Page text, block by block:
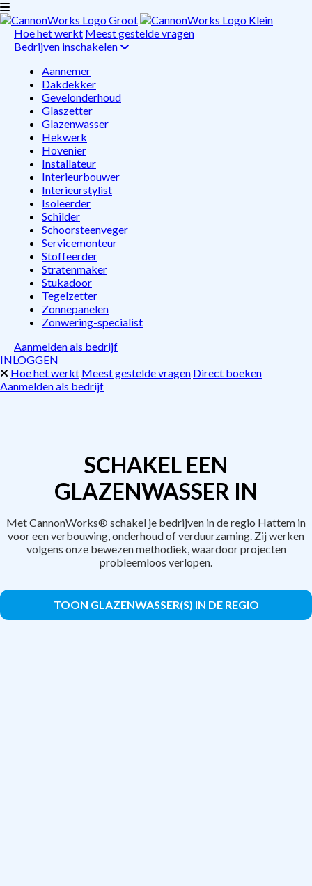
Hoe het werkt Meest gestelde vragen
Bedrijven inschakelen
Aannemer
Dakdekker
Gevelonderhoud
Glaszetter
Glazenwasser
Hekwerk
Hovenier
Installateur
Interieurbouwer
Interieurstylist
Isoleerder
Schilder
Schoorsteenveger
Servicemonteur
Stoffeerder
Stratenmaker
Stukadoor
Tegelzetter
Zonnepanelen
Zonwering-specialist
Aanmelden als bedrijf
INLOGGEN
Hoe het werkt Meest gestelde vragen Direct boeken
Aanmelden als bedrijf
SCHAKEL EEN
GLAZENWASSER IN
Met CannonWorks® schakel je bedrijven in de regio Hattem in
voor een verbouwing, onderhoud of verduurzaming. Zij werken
volgens onze bewezen methodiek, waardoor projecten
probleemloos verlopen.
TOON GLAZENWASSER(S) IN DE REGIO